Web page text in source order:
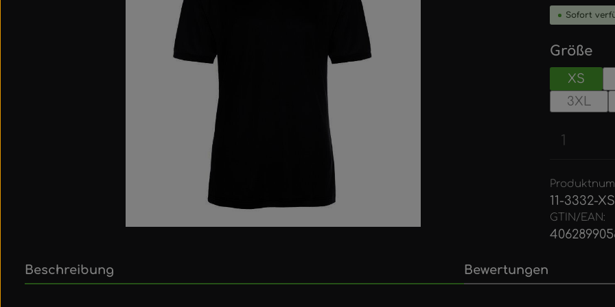
Sofort
Größe
XS
3XL
11-3332-XS
GTIN/EAN:
Beschreibung Bewertungen